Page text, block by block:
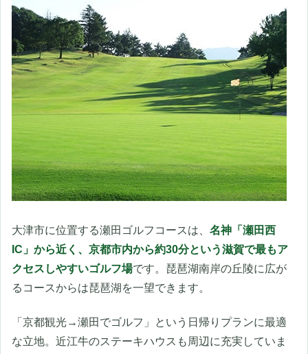
大津市に位置する瀬田ゴルフコースは、 名神「瀬田西
IC」から近く、京都市内から約30分という滋賀で最もア
クセスしやすいゴルフ場です。琵琶湖南岸の丘陵に広が
るコースからは琵琶湖を一望できます。
「京都観光→瀬田でゴルフ」という日帰りプランに最適
な立地。近江牛のステーキハウスも周辺に充実していま